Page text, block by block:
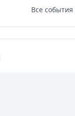
Все события